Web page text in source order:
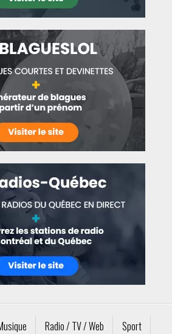
Radio / TV / Web
Sport